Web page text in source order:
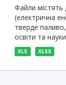
Файли містять
(електрична
тверде
освіти та науки
XLS XLSX